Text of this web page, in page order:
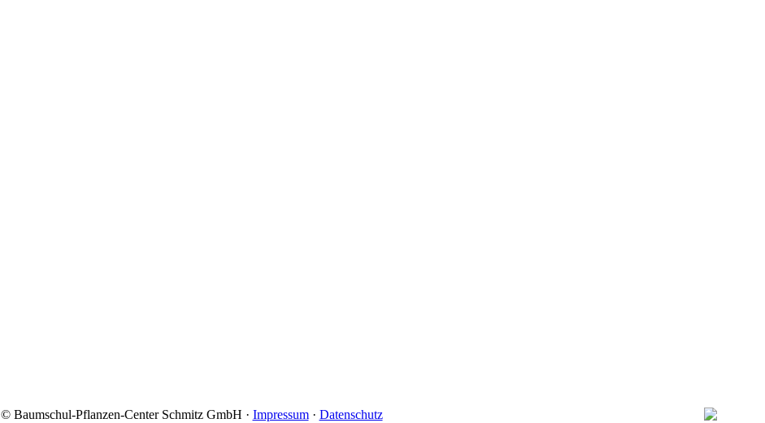
© Baumschul-Pflanzen-Center Schmitz GmbH · Impressum· Datenschutz